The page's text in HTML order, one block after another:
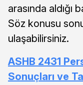
arasında aldığı
Söz konusu
ulaşabilirsiniz.
ASHB 2431
Sonuçları ve